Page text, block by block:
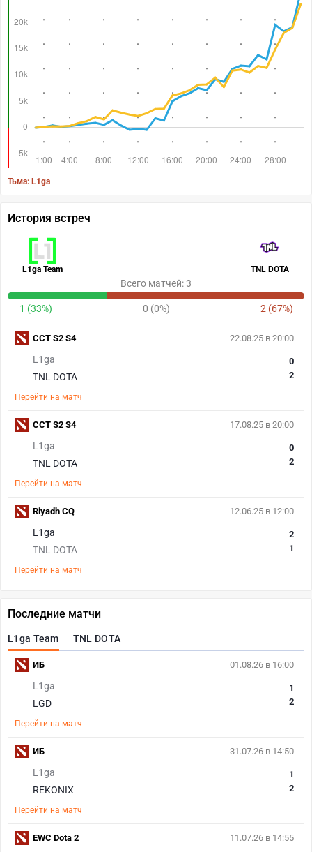
Тьма: L1ga
История встреч
L1ga Team TNL DOTA
Всего матчей: 3
1 (33%) 0 (0%) 2 (67%)
22.08.25 в 20:00
L1ga
TNL DOTA
0
2
Перейти на матч
CCT S2 S4
17.08.25 в 20:00
L1ga
TNL DOTA
0
2
Перейти на матч
CCT S2 S4
12.06.25 в 12:00
L1ga
TNL DOTA
2
1
Перейти на матч
Riyadh CQ
Последние матчи
L1ga Team TNL DOTA
01.08.26 в 16:00
L1ga
LGD
1
2
Перейти на матч
ИБ
31.07.26 в 14:50
L1ga
REKONIX
1
2
Перейти на матч
ИБ
11.07.26 в 14:55
EWC Dota 2